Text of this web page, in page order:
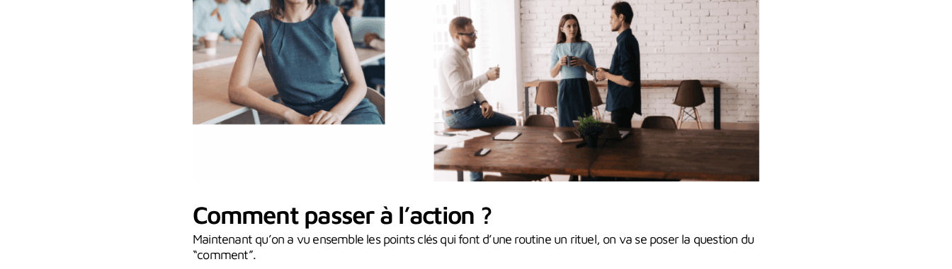
Comment passer à l’action ?
Maintenant qu’on a vu ensemble les points clés qui font d’une routine un rituel, on va se poser la question du
“comment”.